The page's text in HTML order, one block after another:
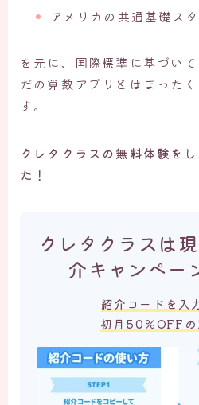
アメリカの共通基礎ス
を元に、国際標準に基づい
だの算数アプリとはまった
す。
クレタクラスの無料体験を
た！
クレタクラスは
介キャンペー
紹介コードを入
初月50％OFFの